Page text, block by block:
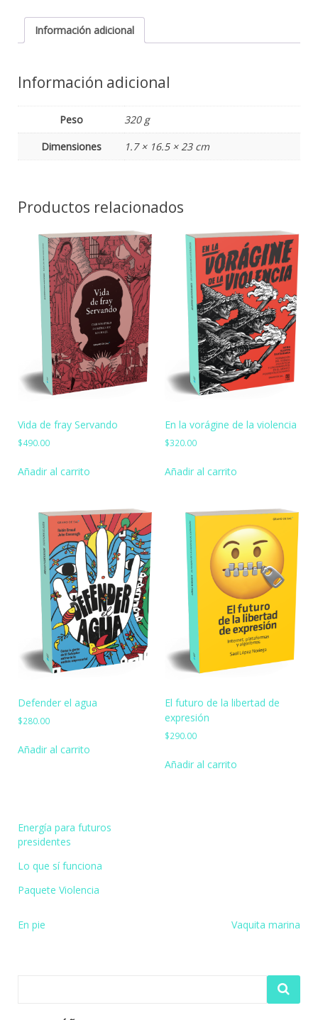
Información adicional
Información adicional
Peso
320 g
Dimensiones
1.7 × 16.5 × 23 cm
Productos relacionados
Vida de fray Servando
$490.00
Añadir al carrito
En la vorágine de la violencia
$320.00
Añadir al carrito
Defender el agua
$280.00
Añadir al carrito
El futuro de la libertad de
expresión
$290.00
Añadir al carrito
Energía para futuros
presidentes
Lo que sí funciona
Paquete Violencia
Navegación
En pie Vaquita marina